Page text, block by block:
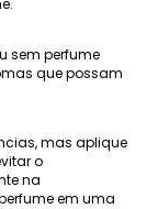
sem perfume
que possam
mas aplique
o
na
em uma